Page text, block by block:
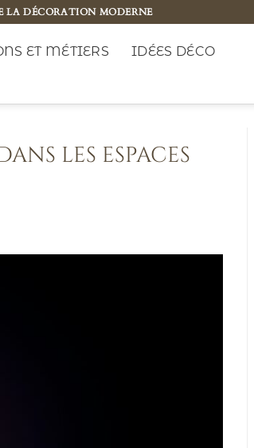
LA DÉCORATION MODERNE
ET MÉTIERS
IDÉES DÉCO
les espaces